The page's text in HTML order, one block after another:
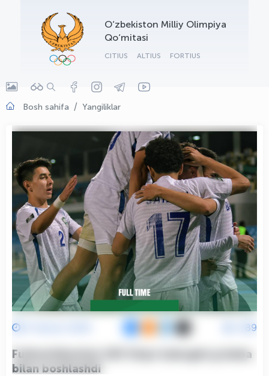
O‘zbekiston Milliy Olimpiya
Qo‘mitasi
CITIUS ALTIUS FORTIUS
Bosh sahifa Yangiliklar
889
Futbolchilarimiz U23 Osiyo kubogini g‘alaba
bilan boshlashdi
OLYMPCHIK AI - yordamchi
Onlayn · olympic.uz